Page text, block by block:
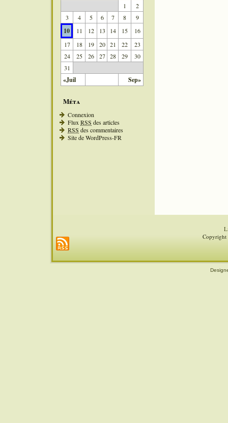
«Juil Sep»
1
2
3
4 5 6 7 8 9
10 11 12 13 14 15
16
17
18 19 20 21 22
23
24
25 26 27 28 29
30
31
Méta
Connexion
Flux RSS des articles
RSS des commentaires
Site de WordPress-FR
Copyright